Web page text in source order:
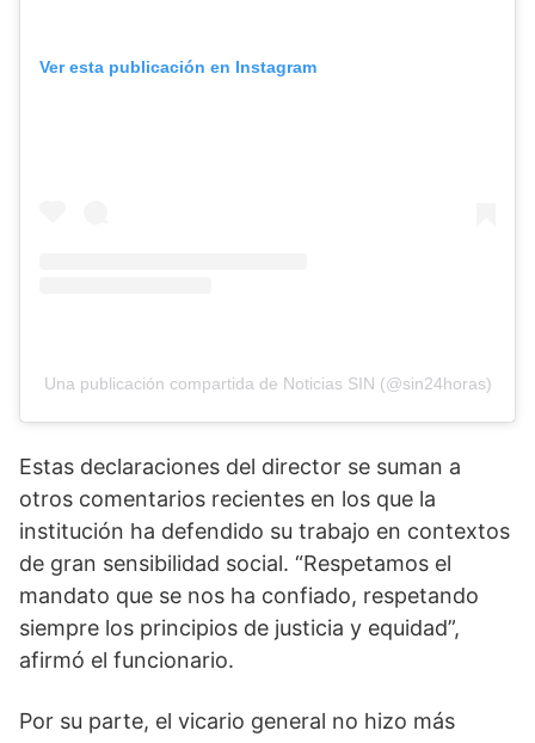
Ver esta publicación en Instagram
Una publicación compartida de Noticias SIN (@sin24horas)
Estas declaraciones del director se suman a
otros comentarios recientes en los que la
institución ha defendido su trabajo en contextos
de gran sensibilidad social. “Respetamos el
mandato que se nos ha confiado, respetando
siempre los principios de justicia y equidad”,
afirmó el funcionario.
Por su parte, el vicario general no hizo más